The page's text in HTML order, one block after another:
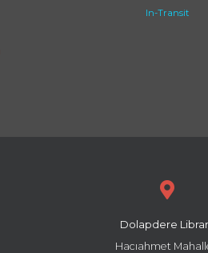
In-Transit
Dolapdere
Hacıahmet